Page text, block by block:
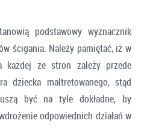
podstawowy wyznacznik
ścigania. Należy pamiętać, iż w
każdej ze stron zależy przede
dziecka maltretowanego, stąd
być na tyle dokładne, by
odpowiednich działań w